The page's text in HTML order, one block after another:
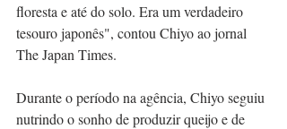
floresta e até do solo. Era um verdadeiro
tesouro japonês", contou Chiyo ao jornal
The Japan Times.
Durante o período na agência, Chiyo seguiu
nutrindo o sonho de produzir queijo e de